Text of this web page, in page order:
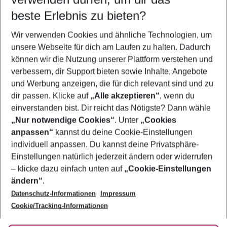
5-8 Nächte
2 Erwachsene Keine Kinder
Mehr Filter anzeigen
Footer
Footer navigation
Über uns
AGB
Bestpreisgarantie
Cookie-Einstellungen ändern
Cookie-Richtlinie
Agenturbetreuung
Barrierefreies Reisen
Folge uns
beste Erlebnis zu bieten?
Wir verwenden Cookies und ähnliche Technologien, um
unsere Webseite für dich am Laufen zu halten. Dadurch
können wir die Nutzung unserer Plattform verstehen und
verbessern, dir Support bieten sowie Inhalte, Angebote
und Werbung anzeigen, die für dich relevant sind und zu
dir passen. Klicke auf „Alle akzeptieren“, wenn du
einverstanden bist. Dir reicht das Nötigste? Dann wähle
„Nur notwendige Cookies“. Unter „Cookies
anpassen“ kannst du deine Cookie-Einstellungen
individuell anpassen. Du kannst deine Privatsphäre-
Einstellungen natürlich jederzeit ändern oder widerrufen
– klicke dazu einfach unten auf „Cookie-Einstellungen
ändern“.
Datenschutz-Informationen
Impressum
Cookie/Tracking-Informationen